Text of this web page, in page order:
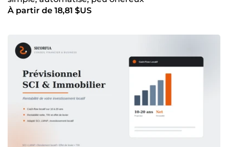
À partir de 18,81 $US